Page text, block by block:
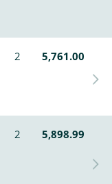
2
5,761.00
2 5,898.99